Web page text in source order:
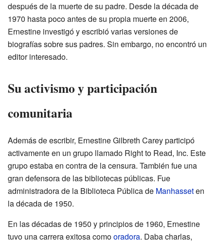
después de la muerte de su padre. Desde la década de
1970 hasta poco antes de su propia muerte en 2006,
Ernestine investigó y escribió varias versiones de
biografías sobre sus padres. Sin embargo, no encontró un
editor interesado.
Su activismo y participación
comunitaria
Además de escribir, Ernestine Gilbreth Carey participó
activamente en un grupo llamado Right to Read, Inc. Este
grupo estaba en contra de la censura. También fue una
gran defensora de las bibliotecas públicas. Fue
administradora de la Biblioteca Pública de Manhasseten
la década de 1950.
En las décadas de 1950 y principios de 1960, Ernestine
tuvo una carrera exitosa comooradora. Daba charlas,